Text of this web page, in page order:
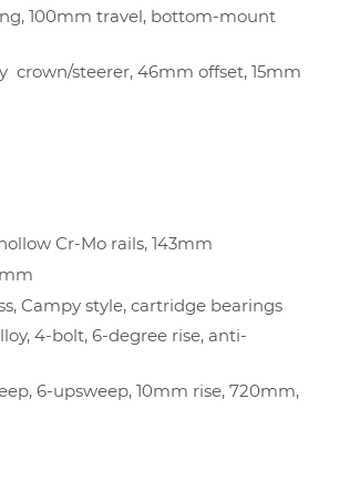
100mm travel, bottom-mount
crown/steerer, 46mm offset, 15mm
Cr-Mo rails, 143mm
Campy style, cartridge bearings
4-bolt, 6-degree rise, anti-
6-upsweep, 10mm rise, 720mm,